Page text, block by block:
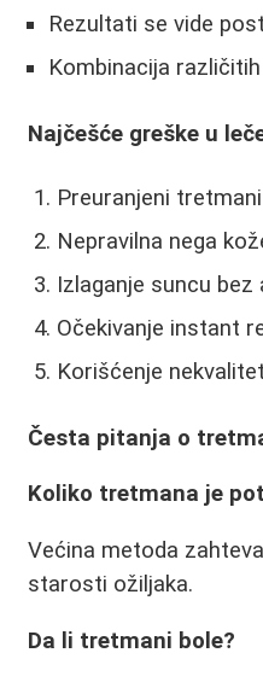
Rezultati se vide
Kombinacija
Najčešće greške u
Preuranjeni
Nepravilna nega
Izlaganje suncu
Očekivanje instant
Korišćenje
Česta pitanja o
Koliko tretmana je
Većina metoda
starosti ožiljaka.
Da li tretmani bole?